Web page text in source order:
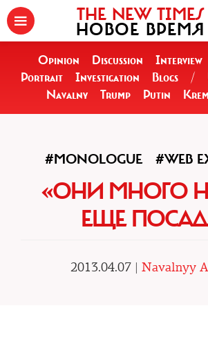
THE NEW TIMES
НОВОЕ ВРЕМЯ
Opinion Discussion Interview
Portrait
Investigation Blogs /
Navalny
Trump Putin
#MONOLOGUE #WEB
«ОНИ МНОГО
ЕЩЕ
2013.04.07 | Navalnyy